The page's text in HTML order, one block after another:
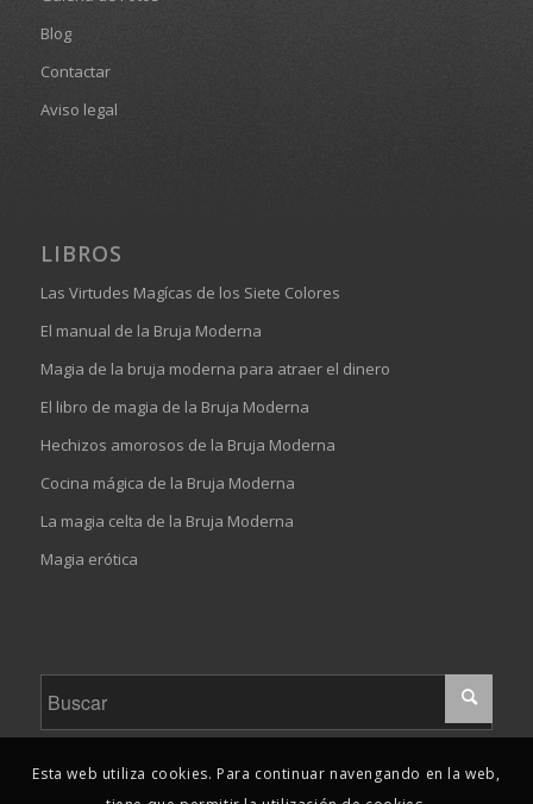
Blog
Contactar
Aviso legal
LIBROS
Las Virtudes Magícas de los Siete Colores
El manual de la Bruja Moderna
Magia de la bruja moderna para atraer el dinero
El libro de magia de la Bruja Moderna
Hechizos amorosos de la Bruja Moderna
Cocina mágica de la Bruja Moderna
La magia celta de la Bruja Moderna
Magia erótica
Esta web utiliza cookies. Para continuar navengando en la web,